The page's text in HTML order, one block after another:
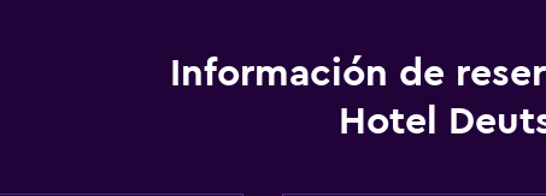
Información de
Hotel